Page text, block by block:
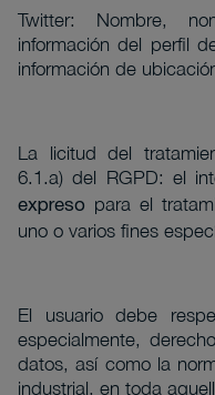
Twitter: Nombre,
información del perfil
información de
La licitud del
6.1.a) del RGPD: el
expreso
para el
uno o varios fines
El usuario debe
especialmente,
datos, así como la
industrial, en toda